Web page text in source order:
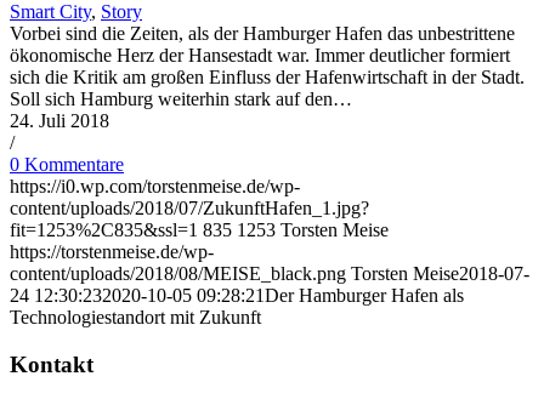
Smart City, Story
Vorbei sind die Zeiten, als der Hamburger Hafen das unbestrittene
ökonomische Herz der Hansestadt war. Immer deutlicher formiert
sich die Kritik am großen Einfluss der Hafenwirtschaft in der Stadt.
Soll sich Hamburg weiterhin stark auf den…
24. Juli 2018
/
0 Kommentare
https://i0.wp.com/torstenmeise.de/wp-
content/uploads/2018/07/ZukunftHafen_1.jpg?
fit=1253%2C835&ssl=1 835 1253 Torsten Meise
https://torstenmeise.de/wp-
content/uploads/2018/08/MEISE_black.png Torsten Meise2018-07-
24 12:30:232020-10-05 09:28:21Der Hamburger Hafen als
Technologiestandort mit Zukunft
Kontakt